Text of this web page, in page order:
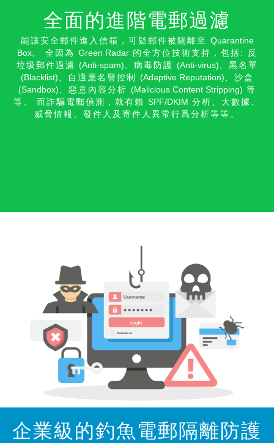
全面的進階電郵過濾
能讓安全郵件進入信箱，可疑郵件被隔離至 Quarantine
Box。 全因為 Green Radar的全方位技術支持，包括: 反
垃圾郵件過濾 (Anti-spam) 、病毒防護 (Anti-virus) 、黑名單
(Blacklist) 、自適應名譽控制 (Adaptive Reputation) 、沙盒
(Sandbox) 、惡意內容分析 (Malicious Content Stripping) 等
等。 而詐騙電郵偵測，就有賴 SPF/DKIM 分析、大數據、
威脅情報、發件人及寄件人異常行爲分析等等。
企業級的釣魚電郵隔離防護